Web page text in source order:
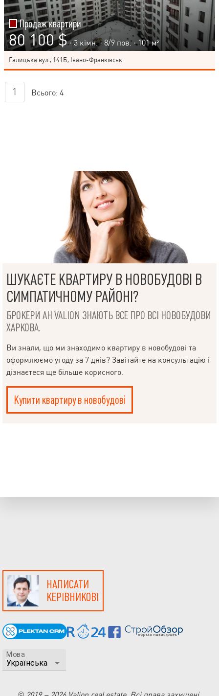
Продаж квартири
80 100 $ · 3 кімн. · 8/9 пов. · 101 м²
Галицька вул., 141Б, Івано-Франківськ
1 Всього: 4
ШУКАЄТЕ КВАРТИРУ В НОВОБУДОВІ В
СИМПАТИЧНОМУ РАЙОНІ?
БРОКЕРИ АН VALION ЗНАЮТЬ ВСЕ ПРО ВСІ НОВОБУДОВИ
ХАРКОВА.
Ви знали, що ми знаходимо квартиру в новобудові та
оформлюємо угоду за 7 днів? Завітайте на консультацію і
дізнаєтеся ще більше корисного.
Купити квартиру в новобудові
НАПИСАТИ
КЕРІВНИКОВІ
Мова